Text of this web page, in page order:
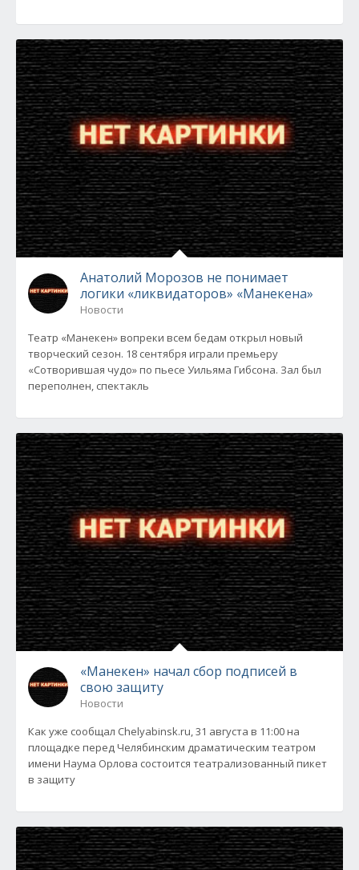
Анатолий Морозов не понимает
логики «ликвидаторов» «Манекена»
Новости
Театр «Манекен» вопреки всем бедам открыл новый
творческий сезон. 18 сентября играли премьеру
«Сотворившая чудо» по пьесе Уильяма Гибсона. Зал был
переполнен, спектакль
«Манекен» начал сбор подписей в
свою защиту
Новости
Как уже сообщал Chelyabinsk.ru, 31 августа в 11:00 на
площадке перед Челябинским драматическим театром
имени Наума Орлова состоится театрализованный пикет
в защиту